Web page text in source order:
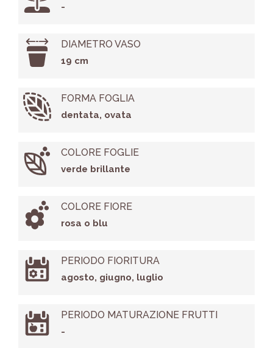
-
DIAMETRO VASO
19 cm
FORMA FOGLIA
dentata, ovata
COLORE FOGLIE
verde brillante
COLORE FIORE
rosa o blu
PERIODO FIORITURA
agosto, giugno, luglio
PERIODO MATURAZIONE FRUTTI
-